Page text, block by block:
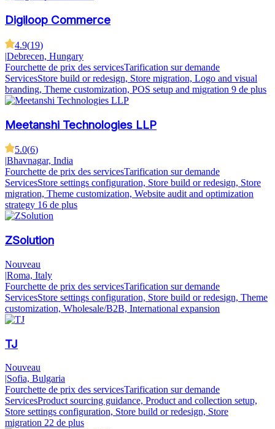
Digiloop Commerce
4.9(19)
|Debrecen, Hungary
Fourchette de prix des servicesTarification sur demande
ServicesStore build or redesign, Store migration, Logo and visual
branding, Theme customization, POS setup and migration 9 de plus
Meetanshi Technologies LLP
5.0(6)
|Bhavnagar, India
Fourchette de prix des servicesTarification sur demande
ServicesStore settings configuration, Store build or redesign, Store
migration, Theme customization, Website audit and optimization
strategy 16 de plus
ZSolution
Nouveau
|Roma, Italy
Fourchette de prix des servicesTarification sur demande
ServicesStore settings configuration, Store build or redesign, Theme
customization, Wholesale/B2B, International expansion
TJ
Nouveau
|Sofia, Bulgaria
Fourchette de prix des servicesTarification sur demande
ServicesProduct sourcing guidance, Product and collection setup,
Store settings configuration, Store build or redesign, Store
migration 22 de plus